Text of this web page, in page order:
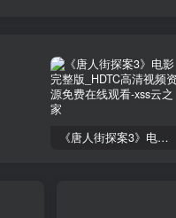
《唐人街探案3》电影完整版_HDTC高清视频资源免费在线观看